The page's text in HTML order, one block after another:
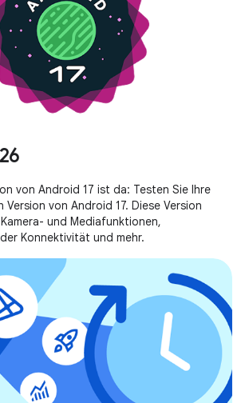
von Android 17 ist da: Testen Sie Ihre
von Android 17. Diese Version
und Mediafunktionen,
Konnektivität und mehr.